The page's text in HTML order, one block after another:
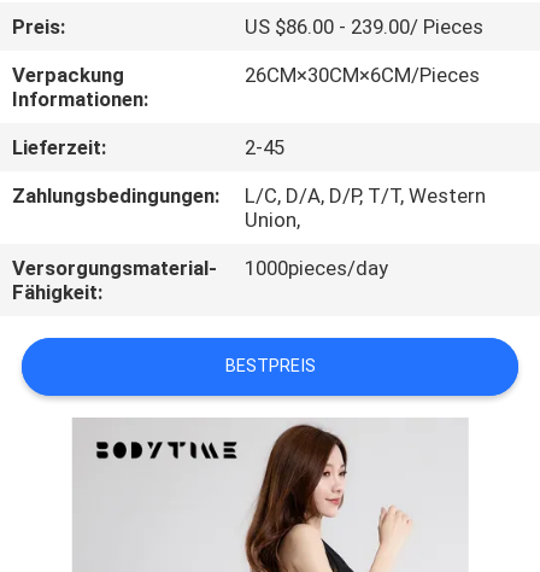
TRETEN
SIE
MIT
UNS
IN
NACHRICHTEN
FÄLLE
FORDERN
Preis:
US $86.00 - 239.00/ Pieces
Verpackung
Informationen:
26CM×30CM×6CM/Pieces
Lieferzeit:
2-45
Zahlungsbedingungen:
L/C, D/A, D/P, T/T, Western
Union,
Versorgungsmaterial-
Fähigkeit:
1000pieces/day
BESTPREIS